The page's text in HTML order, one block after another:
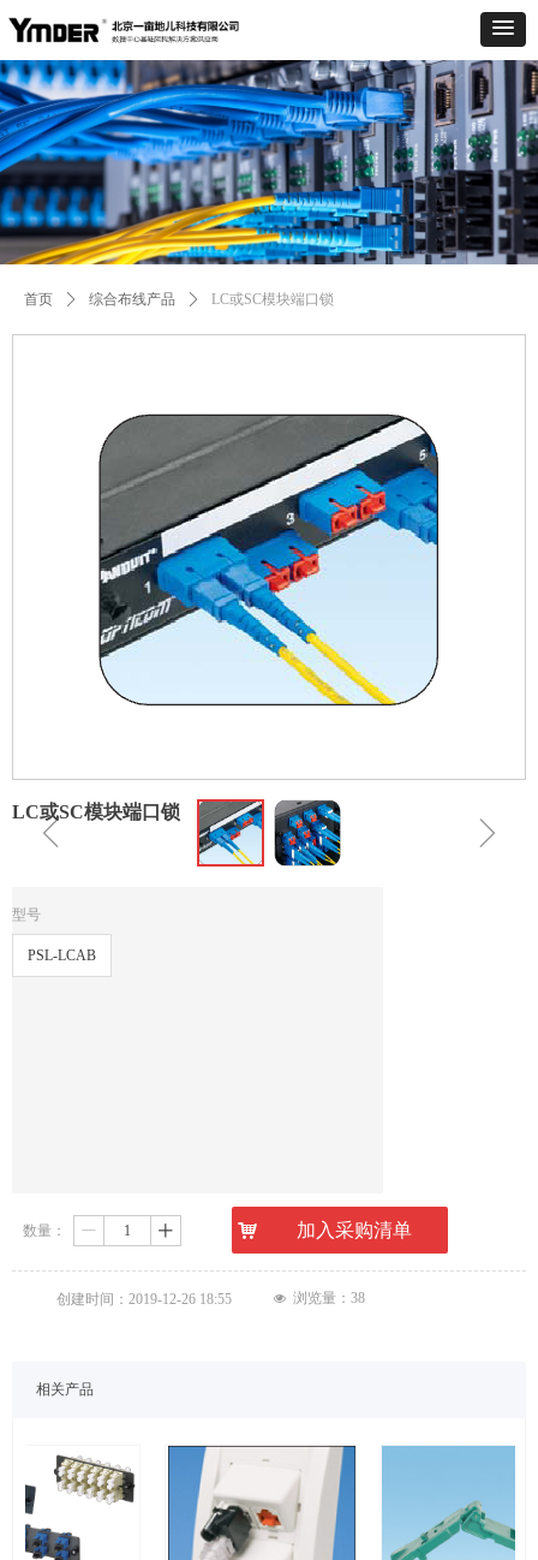
首页 ꄲ 综合布线产品 ꄲ LC或SC模块端口锁
LC或SC模块端口锁
创建时间： 2019-12-26 18:55
型号
PSL-LCAB
넶 浏览量： 38
数量： ꄷ ꄸ
相关产品
Control Render
ControlType:productSlideBind Error:未将对象引用设置到对象的实例。
낙 加入采购清单
ꁆ ꁇ